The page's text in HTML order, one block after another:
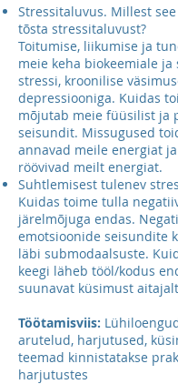
Stressitaluvus. Millest
tõsta stressitaluvust?
Toitumise, liikumise ja
meie keha biokeemiale ja
stressi, kroonilise
depressiooniga. Kuidas
mõjutab meie füüsilist ja
seisundit. Missugused
annavad meile energiat
röövivad meilt energiat.
Suhtlemisest tulenev
Kuidas toime tulla
järelmõjuga endas.
emotsioonide seisundite
läbi submodaalsuste.
keegi läheb tööl/kodus
suunavat küsimust
Töötamisviis:
arutelud, harjutused,
teemad kinnistatakse
harjutustes